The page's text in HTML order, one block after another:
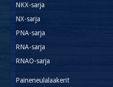
NKX-sarja
NX-sarja
PNA-sarja
RNA-sarja
RNAO-sarja
Paineneulalaakerit